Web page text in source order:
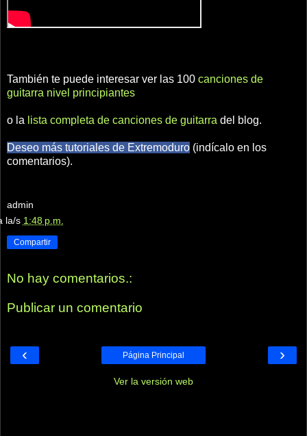
También te puede interesar ver las 100 canciones de
guitarra nivel principiantes
o la lista completa de canciones de guitarra del blog.
Deseo más tutoriales de Extremoduro (indícalo en los
comentarios).
admin
la/s 1:48 p.m.
Compartir
No hay comentarios.:
Publicar un comentario
‹ ›
Página Principal
Ver la versión web